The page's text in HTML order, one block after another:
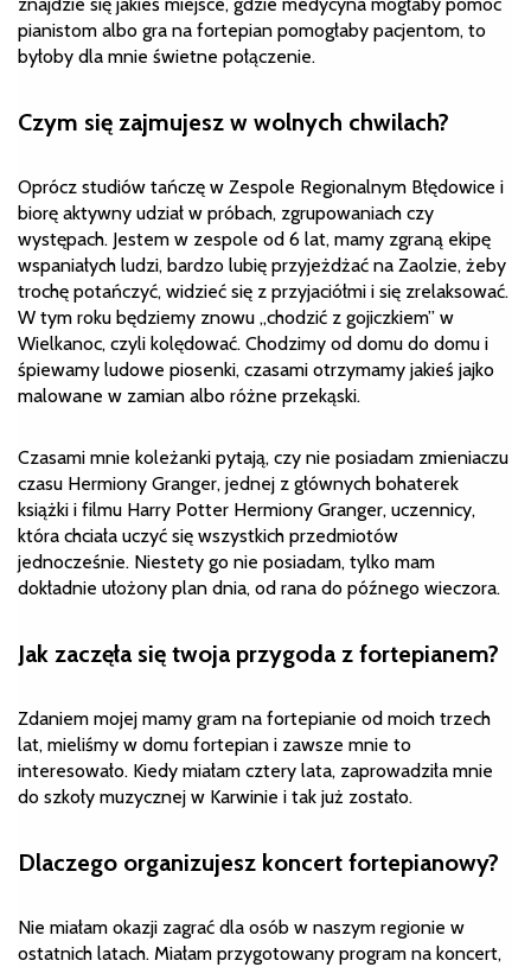
znajdzie się jakieś miejsce, gdzie medycyna mogłaby pomóc
pianistom albo gra na fortepian pomogłaby pacjentom, to
byłoby dla mnie świetne połączenie.
Czym się zajmujesz w wolnych chwilach?
Oprócz studiów tańczę w Zespole Regionalnym Błędowice i
biorę aktywny udział w próbach, zgrupowaniach czy
występach. Jestem w zespole od 6 lat, mamy zgraną ekipę
wspaniałych ludzi, bardzo lubię przyjeżdżać na Zaolzie, żeby
trochę potańczyć, widzieć się z przyjaciółmi i się zrelaksować.
W tym roku będziemy znowu „chodzić z gojiczkiem” w
Wielkanoc, czyli kolędować. Chodzimy od domu do domu i
śpiewamy ludowe piosenki, czasami otrzymamy jakieś jajko
malowane w zamian albo różne przekąski.
Czasami mnie koleżanki pytają, czy nie posiadam zmieniaczu
czasu Hermiony Granger, jednej z głównych bohaterek
książki i filmu Harry Potter Hermiony Granger, uczennicy,
która chciała uczyć się wszystkich przedmiotów
jednocześnie. Niestety go nie posiadam, tylko mam
dokładnie ułożony plan dnia, od rana do późnego wieczora.
Jak zaczęła się twoja przygoda z fortepianem?
Zdaniem mojej mamy gram na fortepianie od moich trzech
lat, mieliśmy w domu fortepian i zawsze mnie to
interesowało. Kiedy miałam cztery lata, zaprowadziła mnie
do szkoły muzycznej w Karwinie i tak już zostało.
Dlaczego organizujesz koncert fortepianowy?
Nie miałam okazji zagrać dla osób w naszym regionie w
ostatnich latach. Miałam przygotowany program na koncert,